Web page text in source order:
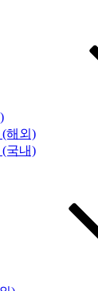
(해외)
(국내)